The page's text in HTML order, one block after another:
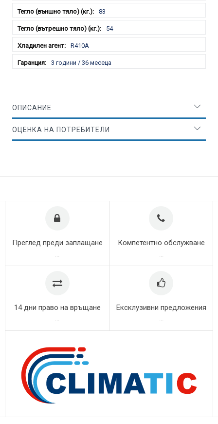
83
54
R410A
3 години / 36 месеца
ОПИСАНИЕ
ОЦЕНКА НА ПОТРЕБИТЕЛИ
Преглед преди заплащане Компетентно обслужване
14 дни право на връщане Ексклузивни предложения